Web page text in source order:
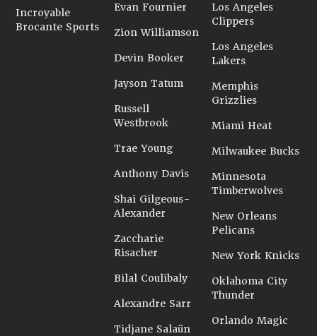
Incroyable
Brocante Sports
Evan Fournier
Zion Williamson
Devin Booker
Jayson Tatum
Russell
Westbrook
Trae Young
Anthony Davis
Shai Gilgeous-
Alexander
Zaccharie
Risacher
Bilal Coulibaly
Alexandre Sarr
Tidjane Salaün
Los Angeles
Clippers
Los Angeles
Lakers
Memphis
Grizzlies
Miami Heat
Milwaukee Bucks
Minnesota
Timberwolves
New Orleans
Pelicans
New York Knicks
Oklahoma City
Thunder
Orlando Magic